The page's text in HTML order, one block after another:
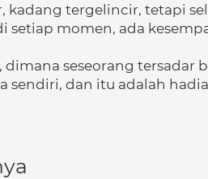
kadang tergelincir, tetapi
setiap momen, ada
dimana seseorang
sendiri, dan itu adalah